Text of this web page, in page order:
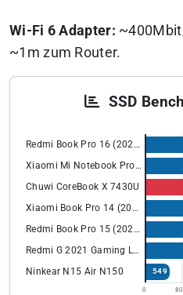
Wi-Fi 6 Adapter:
~1m zum Router.
SSD
Redmi Book Pro 16 (2024) mit Intel Ultra
Xiaomi Mi Notebook Pro X 15
Chuwi CoreBook X 7430U
Xiaomi Book Pro 14 (2022)
Redmi Book Pro 15 (2022) Ryzen Edition
Redmi G 2021 Gaming Laptop
Ninkear N15 Air N150 549
0